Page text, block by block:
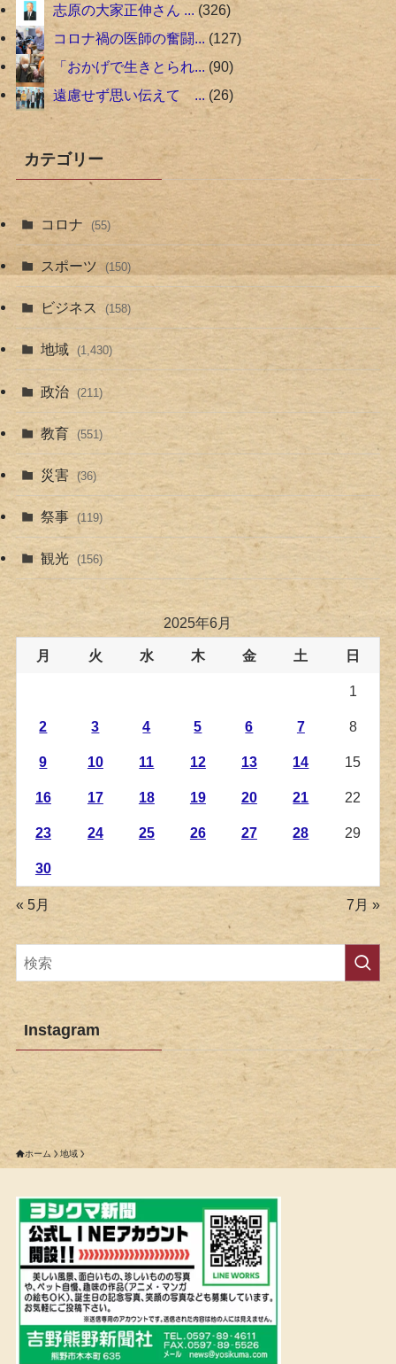
志原の大家正伸さん ... 326
コロナ禍の医師の奮闘... 127
「おかげで生きとられ... 90
遠慮せず思い伝えて ... 26
カテゴリー
コロナ (55)
スポーツ (150)
ビジネス (158)
地域 (1,430)
政治 (211)
教育 (551)
災害 (36)
祭事 (119)
観光 (156)
2025年6月
月 火 水 木 金 土 日
1
2 3 4 5 6 7 8
9 10 11 12 13 14 15
16 17 18 19 20 21 22
23 24 25 26 27 28 29
30
« 5月 7月 »
Instagram
ホーム 地域